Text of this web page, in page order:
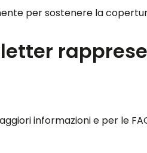
per sostenere la
informazioni e per le